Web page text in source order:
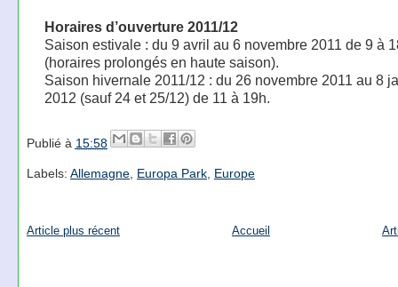
Horaires d’ouverture 2011/12
Saison estivale : du 9 avril au 6 novembre 2011 de 9 à
(horaires prolongés en haute saison).
Saison hivernale 2011/12 : du 26 novembre 2011 au 8
2012 (sauf 24 et 25/12) de 11 à 19h.
Publié à 15:58
Labels: Allemagne, Europa Park, Europe
Article plus récent Accueil